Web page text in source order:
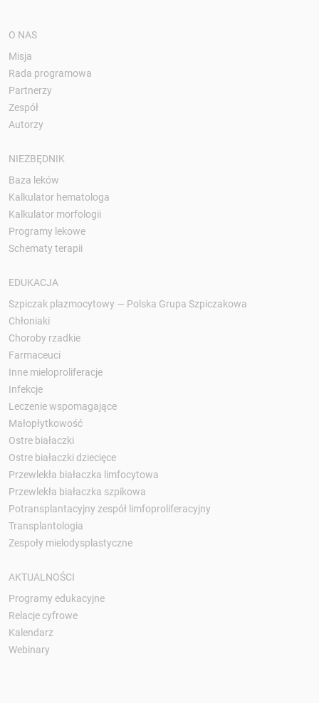
O NAS
Misja
Rada programowa
Partnerzy
Zespół
Autorzy
NIEZBĘDNIK
Baza leków
Kalkulator hematologa
Kalkulator morfologii
Programy lekowe
Schematy terapii
EDUKACJA
Szpiczak plazmocytowy — Polska Grupa Szpiczakowa
Chłoniaki
Choroby rzadkie
Farmaceuci
Inne mieloproliferacje
Infekcje
Leczenie wspomagające
Małopłytkowość
Ostre białaczki
Ostre białaczki dziecięce
Przewlekła białaczka limfocytowa
Przewlekła białaczka szpikowa
Potransplantacyjny zespół limfoproliferacyjny
Transplantologia
Zespoły mielodysplastyczne
AKTUALNOŚCI
Programy edukacyjne
Relacje cyfrowe
Kalendarz
Webinary